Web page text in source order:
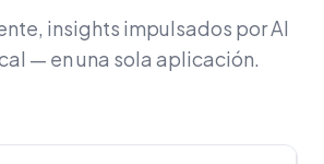
insights impulsados por AI
— en una sola aplicación.